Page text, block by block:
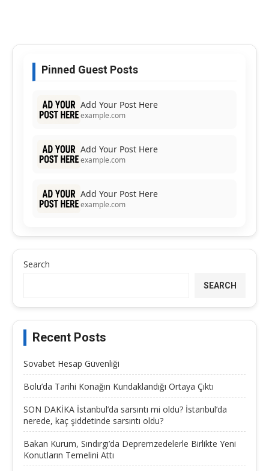
Pinned Guest Posts
Add Your Post Here
example.com
Add Your Post Here
example.com
Add Your Post Here
example.com
Search
SEARCH
Recent Posts
Sovabet Hesap Güvenliği
Bolu’da Tarihi Konağın Kundaklandığı Ortaya Çıktı
SON DAKİKA İstanbul’da sarsıntı mi oldu? İstanbul’da
nerede, kaç şiddetinde sarsıntı oldu?
Bakan Kurum, Sındırgı’da Depremzedelerle Birlikte Yeni
Konutların Temelini Attı